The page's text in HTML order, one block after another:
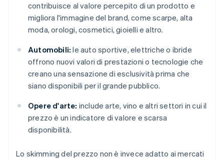
contribuisce al valore percepito di un prodotto e
migliora l'immagine del brand, come scarpe, alta
moda, orologi, cosmetici, gioielli e altro.
Automobili: le auto sportive, elettriche o ibride
offrono nuovi valori di prestazioni o tecnologie che
creano una sensazione di esclusività prima che
siano disponibili per il grande pubblico.
Opere d'arte: include arte, vino e altri settori in cui il
prezzo è un indicatore di valore e scarsa
disponibilità.
Lo skimming del prezzo non è invece adatto ai mercati